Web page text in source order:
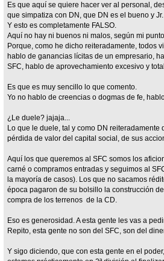
Es que aquí se quiere hacer ver al personal,
que simpatiza con DN, que DN es el bueno y
Y esto es completamente FALSO.
Aquí no hay ni buenos ni malos, según mi
Porque, como he dicho reiteradamente, todos
hablo de ganancias lícitas de un empresario,
SFC, hablo de aprovechamiento excesivo y
Es que es muy sencillo lo que comento.
Yo no hablo de creencias o dogmas de fe,
¿Le duele? jajaja...
Lo que le duele, tal y como DN reiteradamente
pérdida de valor del capital social, de sus
Aquí los que queremos al SFC somos los
carné o compramos entradas y seguimos al
la mayoría de casos). Los que no sacamos
época pagaron de su bolsillo la construcción
compra de los terrenos de la CD.
Eso es generosidad. A esta gente les vas a
Repito, esta gente no son del SFC, son del
Y sigo diciendo, que con esta gente en el